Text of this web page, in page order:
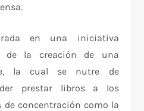
en una iniciativa
de la creación de una
la cual se nutre de
prestar libros a los
concentración como la